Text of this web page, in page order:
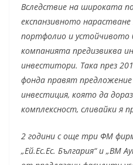
Вследствие на широката
експанзивното
портфолио и устойчивото
компанията предизвиква
инвеститори. Така през
фонда правят
инвестиция, която да
комплексност, сливайки я
2 години с още три ФМ
„Ей.Ес.Ес. България“ и „ВМ